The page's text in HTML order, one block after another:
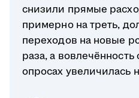
снизили прямые
примерно на треть,
переходов на новые
раза, а
опросах увеличилась